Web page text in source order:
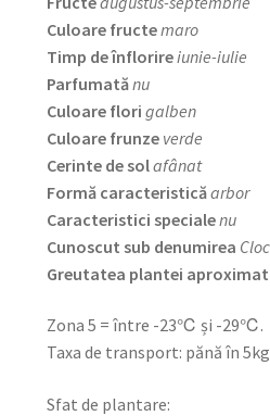
Culoare fructemaro
Timp de înflorireiunie-iulie
Parfumatănu
Culoare flori galben
Culoare frunze verde
Cerinte de solafânat
Formă caracteristicăarbor
Caracteristici specialenu
Cunoscut sub denumirea
Greutatea plantei
Zona 5 = între -23℃ și -29℃.
Taxa de transport: pănă în
Sfat de plantare: